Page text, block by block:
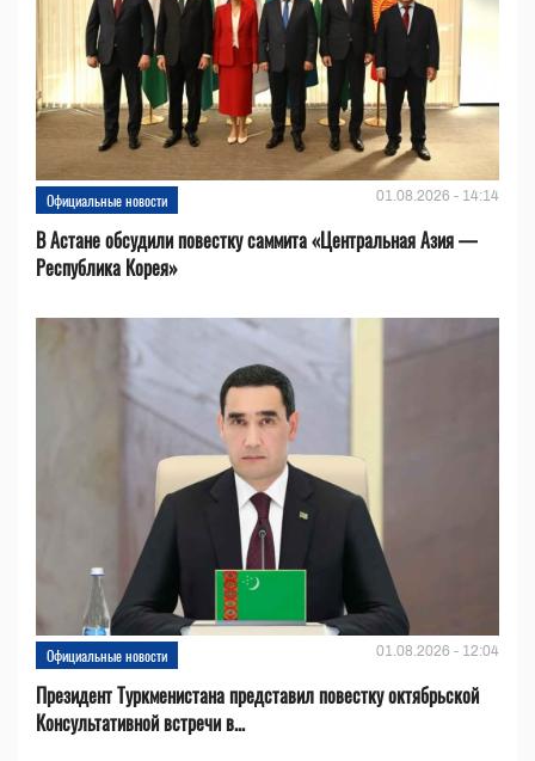
Официальные новости 01.08.2026 - 14:14
В Астане обсудили повестку саммита «Центральная Азия —
Республика Корея»
Официальные новости 01.08.2026 - 12:04
Президент Туркменистана представил повестку октябрьской
Консультативной встречи в...